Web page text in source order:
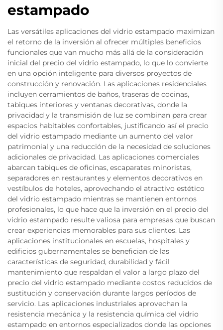
estampado
Las versátiles aplicaciones del vidrio estampado maximizan
el retorno de la inversión al ofrecer múltiples beneficios
funcionales que van mucho más allá de la consideración
inicial del precio del vidrio estampado, lo que lo convierte
en una opción inteligente para diversos proyectos de
construcción y renovación. Las aplicaciones residenciales
incluyen cerramientos de baños, traseras de cocinas,
tabiques interiores y ventanas decorativas, donde la
privacidad y la transmisión de luz se combinan para crear
espacios habitables confortables, justificando así el precio
del vidrio estampado mediante un aumento del valor
patrimonial y una reducción de la necesidad de soluciones
adicionales de privacidad. Las aplicaciones comerciales
abarcan tabiques de oficinas, escaparates minoristas,
separadores en restaurantes y elementos decorativos en
vestíbulos de hoteles, aprovechando el atractivo estético
del vidrio estampado mientras se mantienen entornos
profesionales, lo que hace que la inversión en el precio del
vidrio estampado resulte valiosa para empresas que buscan
crear experiencias memorables para sus clientes. Las
aplicaciones institucionales en escuelas, hospitales y
edificios gubernamentales se benefician de las
características de seguridad, durabilidad y fácil
mantenimiento que respaldan el valor a largo plazo del
precio del vidrio estampado mediante costos reducidos de
sustitución y conservación durante largos períodos de
servicio. Las aplicaciones industriales aprovechan la
resistencia mecánica y la resistencia química del vidrio
estampado en entornos especializados donde las opciones